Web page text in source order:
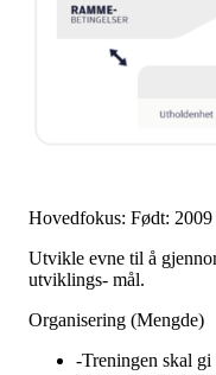
Hovedfokus: Født: 2009
Utvikle evne til å
utviklings- mål.
Organisering (Mengde)
-Treningen skal